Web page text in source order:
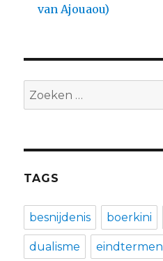
van Ajouaou)
Zoeken
naar:
TAGS
besnijdenis boerkini
dualisme eindtermen